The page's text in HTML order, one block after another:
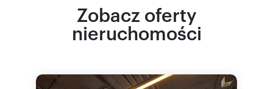
Zobacz oferty
nieruchomości